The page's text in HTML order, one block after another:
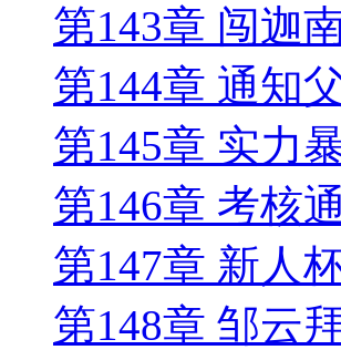
第143章 闯迦
第144章 通知
第145章 实力
第146章 考核
第147章 新人
第148章 邹云